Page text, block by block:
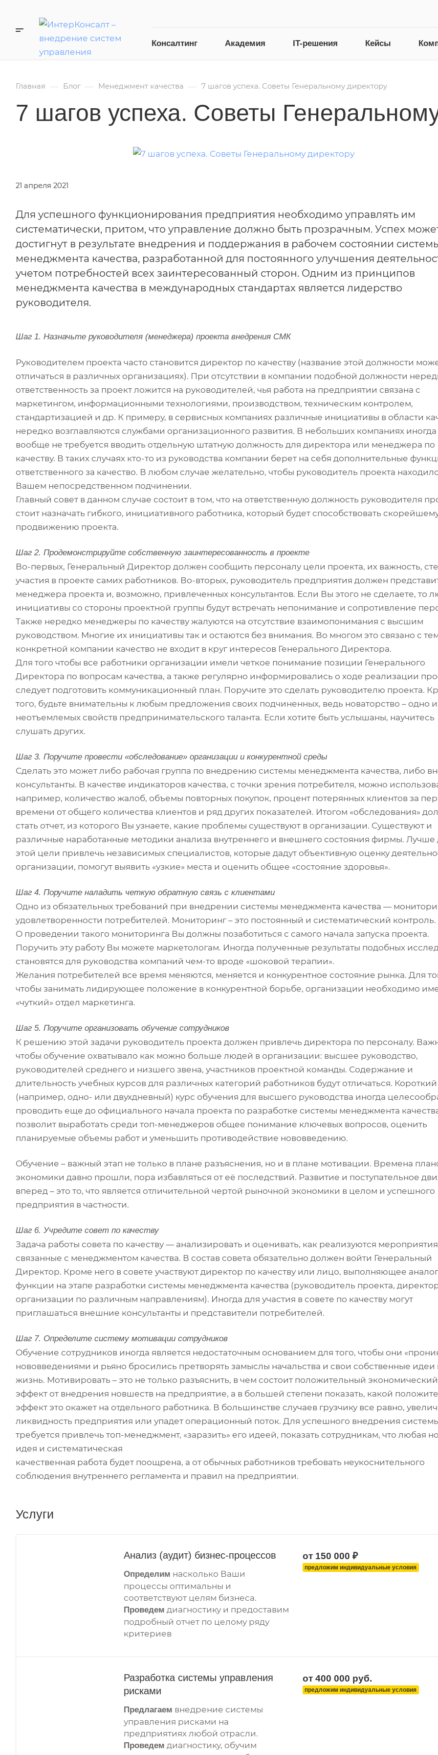
Консалтинг Академия IT-решения Кейсы
Главная — Блог — Менеджмент качества — 7 шагов успеха. Советы Генеральному директору
7 шагов успеха. Советы
21 апреля 2021
Для успешного функционирования предприятия необходимо управлять им
систематически, притом, что управление должно быть прозрачным. Успех
достигнут в результате внедрения и поддержания в рабочем состоянии
менеджмента качества, разработанной для постоянного улучшения
учетом потребностей всех заинтересованный сторон. Одним из принципов
менеджмента качества в международных стандартах является лидерство
руководителя.
Шаг 1. Назначьте руководителя (менеджера) проекта внедрения СМК
Руководителем проекта часто становится директор по качеству (название этой должности
отличаться в различных организациях). При отсутствии в компании подобной должности
ответственность за проект ложится на руководителей, чья работа на предприятии связана с
маркетингом, информационными технологиями, производством, техническим контролем,
стандартизацией и др. К примеру, в сервисных компаниях различные инициативы в области
нередко возглавляются службами организационного развития. В небольших компаниях иногда
вообще не требуется вводить отдельную штатную должность для директора или менеджера по
качеству. В таких случаях кто-то из руководства компании берет на себя дополнительные
ответственного за качество. В любом случае желательно, чтобы руководитель проекта
Вашем непосредственном подчинении.
Главный совет в данном случае состоит в том, что на ответственную должность руководителя
стоит назначать гибкого, инициативного работника, который будет способствовать
продвижению проекта.
Шаг 2. Продемонстрируйте собственную заинтересованность в проекте
Во-первых, Генеральный Директор должен сообщить персоналу цели проекта, их важность,
участия в проекте самих работников. Во-вторых, руководитель предприятия должен
менеджера проекта и, возможно, привлеченных консультантов. Если Вы этого не сделаете, то
инициативы со стороны проектной группы будут встречать непонимание и сопротивление
Также нередко менеджеры по качеству жалуются на отсутствие взаимопонимания с высшим
руководством. Многие их инициативы так и остаются без внимания. Во многом это связано с
конкретной компании качество не входит в круг интересов Генерального Директора.
Для того чтобы все работники организации имели четкое понимание позиции Генерального
Директора по вопросам качества, а также регулярно информировались о ходе реализации
следует подготовить коммуникационный план. Поручите это сделать руководителю проекта.
того, будьте внимательны к любым предложения своих подчиненных, ведь новаторство – одно
неотъемлемых свойств предпринимательского таланта. Если хотите быть услышаны, научитесь
слушать других.
Шаг 3. Поручите провести «обследование» организации и конкурентной среды
Сделать это может либо рабочая группа по внедрению системы менеджмента качества, либо
консультанты. В качестве индикаторов качества, с точки зрения потребителя, можно
например, количество жалоб, объемы повторных покупок, процент потерянных клиентов за
времени от общего количества клиентов и ряд других показателей. Итогом «обследования»
стать отчет, из которого Вы узнаете, какие проблемы существуют в организации. Существуют и
различные наработанные методики анализа внутреннего и внешнего состояния фирмы. Лучше
этой цели привлечь независимых специалистов, которые дадут объективную оценку
организации, помогут выявить «узкие» места и оценить общее «состояние здоровья».
Шаг 4. Поручите наладить четкую обратную связь с клиентами
Одно из обязательных требований при внедрении системы менеджмента качества —
удовлетворенности потребителей. Мониторинг – это постоянный и систематический контроль.
О проведении такого мониторинга Вы должны позаботиться с самого начала запуска проекта.
Поручить эту работу Вы можете маркетологам. Иногда полученные результаты подобных
становятся для руководства компаний чем-то вроде «шоковой терапии».
Желания потребителей все время меняются, меняется и конкурентное состояние рынка. Для
чтобы занимать лидирующее положение в конкурентной борьбе, организации необходимо
«чуткий» отдел маркетинга.
Шаг 5. Поручите организовать обучение сотрудников
К решению этой задачи руководитель проекта должен привлечь директора по персоналу.
чтобы обучение охватывало как можно больше людей в организации: высшее руководство,
руководителей среднего и низшего звена, участников проектной команды. Содержание и
длительность учебных курсов для различных категорий работников будут отличаться. Короткий
(например, одно- или двухдневный) курс обучения для высшего руководства иногда
проводить еще до официального начала проекта по разработке системы менеджмента
позволит выработать среди топ-менеджеров общее понимание ключевых вопросов, оценить
планируемые объемы работ и уменьшить противодействие нововведению.
Обучение – важный этап не только в плане разъяснения, но и в плане мотивации. Времена
экономики давно прошли, пора избавляться от её последствий. Развитие и поступательное
вперед – это то, что является отличительной чертой рыночной экономики в целом и успешного
предприятия в частности.
Шаг 6. Учредите совет по качеству
Задача работы совета по качеству — анализировать и оценивать, как реализуются
связанные с менеджментом качества. В состав совета обязательно должен войти Генеральный
Директор. Кроме него в совете участвуют директор по качеству или лицо, выполняющее
функции на этапе разработки системы менеджмента качества (руководитель проекта,
организации по различным направлениям). Иногда для участия в совете по качеству могут
приглашаться внешние консультанты и представители потребителей.
Шаг 7. Определите систему мотивации сотрудников
Обучение сотрудников иногда является недостаточным основанием для того, чтобы они
нововведениями и рьяно бросились претворять замыслы начальства и свои собственные идеи
жизнь. Мотивировать – это не только разъяснить, в чем состоит положительный экономический
эффект от внедрения новшеств на предприятие, а в большей степени показать, какой
эффект это окажет на отдельного работника. В большинстве случаев грузчику все равно,
ликвидность предприятия или упадет операционный поток. Для успешного внедрения
требуется привлечь топ-менеджмент, «заразить» его идеей, показать сотрудникам, что любая
идея и систематическая
качественная работа будет поощрена, а от обычных работников требовать неукоснительного
соблюдения внутреннего регламента и правил на предприятии.
Услуги
Анализ (аудит) бизнес-процессов
Определим насколько Ваши
процессы оптимальны и
соответствуют целям бизнеса.
Проведем диагностику и предоставим
подробный отчет по целому ряду
критериев
от 150 000 ₽
предложим индивидуальные условия
Разработка системы управления
рисками
Предлагаем внедрение системы
управления рисками на
предприятиях любой отрасли.
Проведем диагностику, обучим
от 400 000 руб.
предложим индивидуальные условия